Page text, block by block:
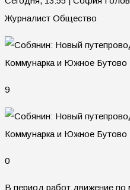
Журналист Общество
9
0
В период работ движение